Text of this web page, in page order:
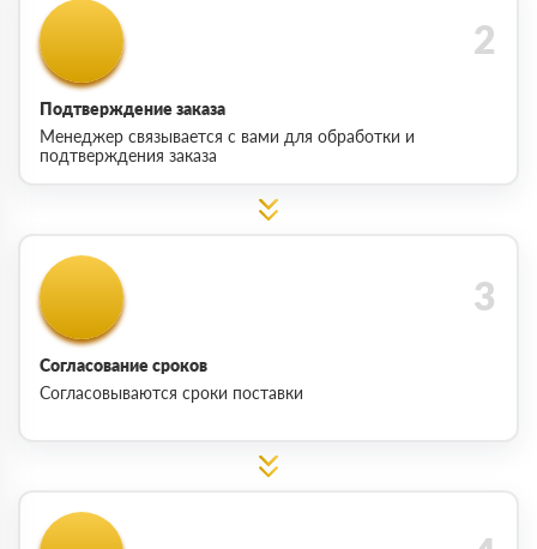
Подтверждение заказа
Менеджер связывается с вами для обработки и
подтверждения заказа
Согласование сроков
Согласовываются сроки поставки